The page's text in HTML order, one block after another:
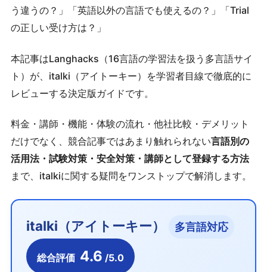
う違うの？」「英語以外の言語でも使えるの？」「Trial
の正しい受け方は？」
本記事はLanghacks（16言語の学習法を扱う多言語サイ
ト）が、italki（アイトーキー）を学習者目線で徹底的に
レビューする決定版ガイドです。
料金・講師・機能・体験の流れ・他社比較・デメリット
だけでなく、競合記事ではあまり触れられない言語別の
活用法・試験対策・安全対策・講師として登録する方法
まで、italkiに関する疑問をワンストップで解消します。
italki（アイトーキー） 多言語対応
総合評価 4.6 /5.0